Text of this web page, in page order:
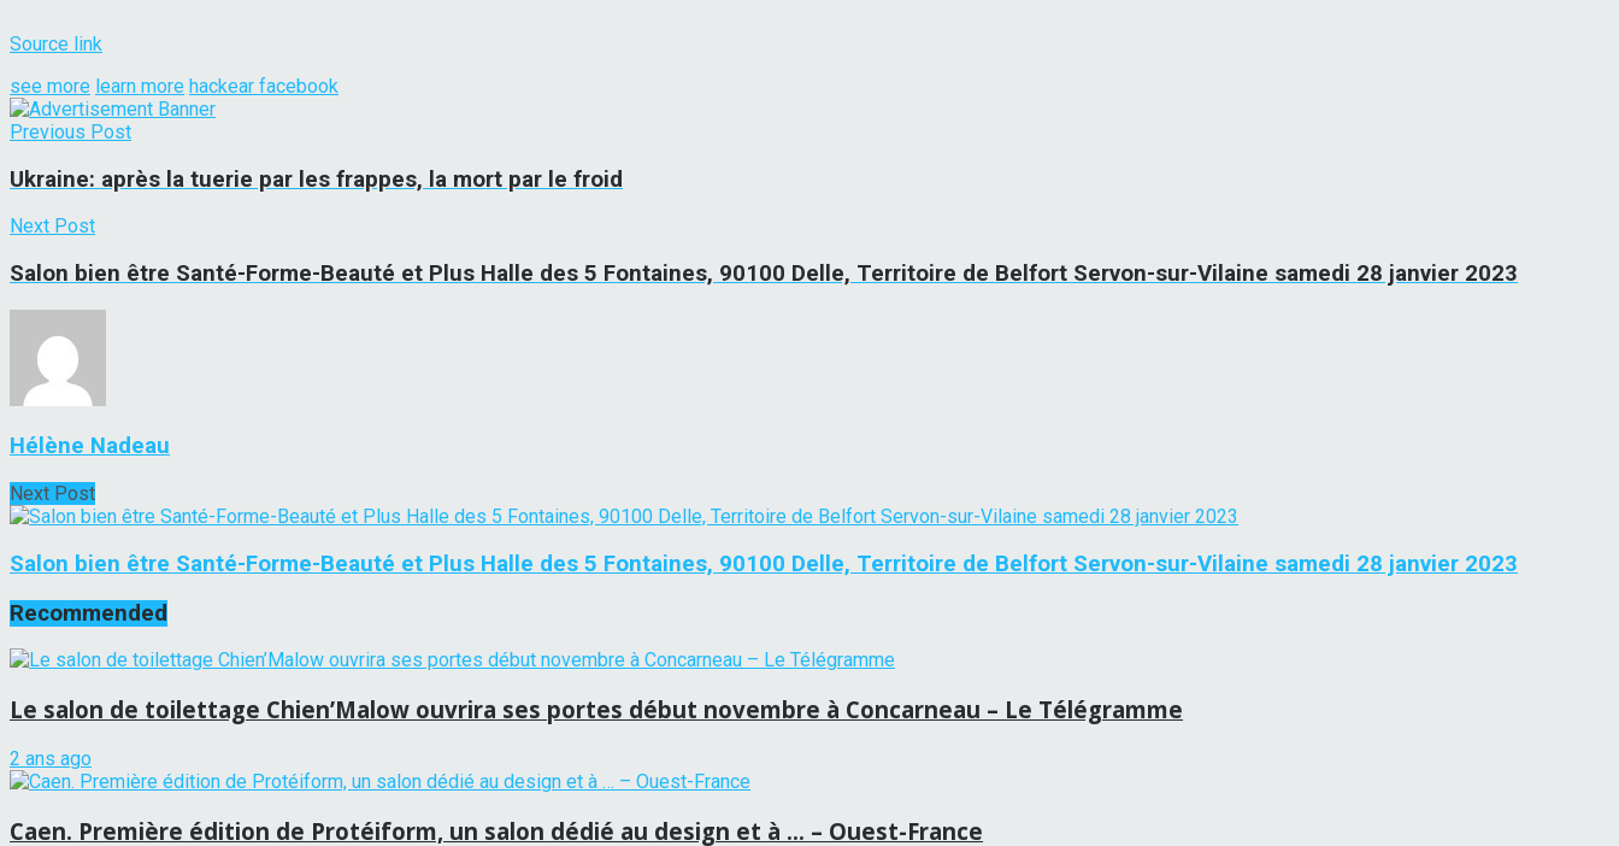
Source link
see more learn more hackear facebook
Previous Post
Ukraine: après la tuerie par les frappes, la mort par le froid
Next Post
Salon bien être Santé-Forme-Beauté et Plus Halle des 5 Fontaines, 90100 Delle, Territoire de Belfort Servon-sur-Vilaine samedi 28 janvier 2023
Hélène Nadeau
Next Post
Salon bien être Santé-Forme-Beauté et Plus Halle des 5 Fontaines, 90100 Delle, Territoire de Belfort Servon-sur-Vilaine samedi 28 janvier 2023
Recommended
Le salon de toilettage Chien’Malow ouvrira ses portes début novembre à Concarneau – Le Télégramme
2 ans ago
Caen. Première édition de Protéiform, un salon dédié au design et à … – Ouest-France